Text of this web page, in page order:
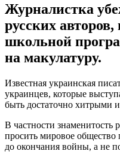
Журналистка
русских
школьной
на макулатуру.
Известная украинская
украинцев, которые
быть достаточно хитрыми
В частности знаменитость
просить мировое общество
до окончания войны, а не